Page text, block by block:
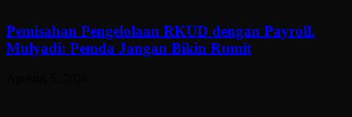
Pemisahan Pengelolaan RKUD dengan Payroll.
Mulyadi: Pemda Jangan Bikin Rumit